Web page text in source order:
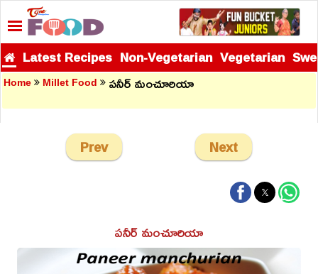
Latest Recipes Non-Vegetarian Vegetarian
Home Millet Food పనీర్ మంచూరియా
Prev Next
పనీర్ మంచూరియా